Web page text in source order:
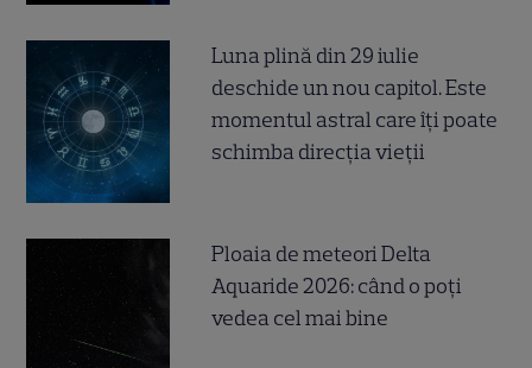
Luna plină din 29 iulie
deschide un nou capitol. Este
momentul astral care îți poate
schimba direcția vieții
Ploaia de meteori Delta
Aquaride 2026: când o poți
vedea cel mai bine